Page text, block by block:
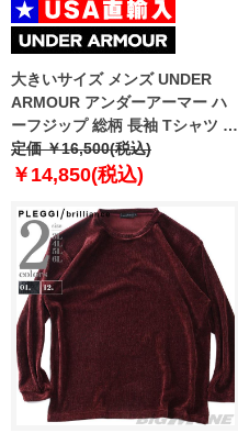
大きいサイズ メンズ UNDER
ARMOUR アンダーアーマー ハ
ーフジップ 総柄 長袖 Tシャツ ゴ
ルフウェア USA直輸入
um1212190-190
定価 ￥16,500(税込)
￥14,850(税込)